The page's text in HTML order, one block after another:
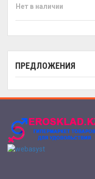
ПРЕДЛОЖЕНИЯ
Нет в наличии